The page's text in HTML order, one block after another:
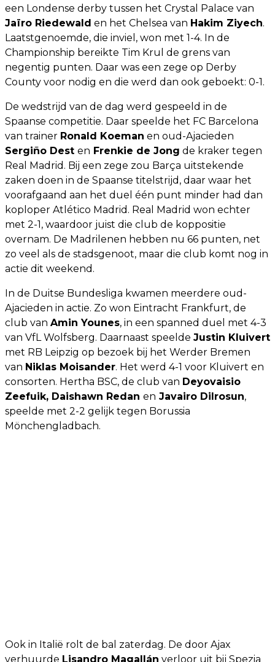
een Londense derby tussen het Crystal Palace van
Jaïro Riedewald en het Chelsea van Hakim Ziyech.
Laatstgenoemde, die inviel, won met 1-4. In de
Championship bereikte Tim Krul de grens van
negentig punten. Daar was een zege op Derby
County voor nodig en die werd dan ook geboekt: 0-1.
De wedstrijd van de dag werd gespeeld in de
Spaanse competitie. Daar speelde het FC Barcelona
van trainer Ronald Koeman en oud-Ajacieden
Sergiño Dest en Frenkie de Jong de kraker tegen
Real Madrid. Bij een zege zou Barça uitstekende
zaken doen in de Spaanse titelstrijd, daar waar het
voorafgaand aan het duel één punt minder had dan
koploper Atlético Madrid. Real Madrid won echter
met 2-1, waardoor juist die club de koppositie
overnam. De Madrilenen hebben nu 66 punten, net
zo veel als de stadsgenoot, maar die club komt nog in
actie dit weekend.
In de Duitse Bundesliga kwamen meerdere oud-
Ajacieden in actie. Zo won Eintracht Frankfurt, de
club van Amin Younes, in een spanned duel met 4-3
van VfL Wolfsberg. Daarnaast speelde Justin Kluivert
met RB Leipzig op bezoek bij het Werder Bremen
van Niklas Moisander. Het werd 4-1 voor Kluivert en
consorten. Hertha BSC, de club van Deyovaisio
Zeefuik, Daishawn Redan en Javairo Dilrosun,
speelde met 2-2 gelijk tegen Borussia
Mönchengladbach.
Ook in Italië rolt de bal zaterdag. De door Ajax
verhuurde Lisandro Magallán verloor uit bij Spezia